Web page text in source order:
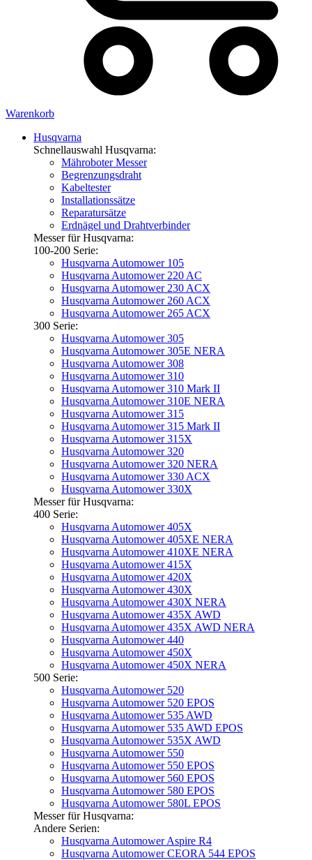
Warenkorb
Husqvarna
Schnellauswahl Husqvarna:
Mähroboter Messer
Begrenzungsdraht
Kabeltester
Installationssätze
Reparatursätze
Erdnägel und Drahtverbinder
Messer für Husqvarna:
100-200 Serie:
Husqvarna Automower 105
Husqvarna Automower 220 AC
Husqvarna Automower 230 ACX
Husqvarna Automower 260 ACX
Husqvarna Automower 265 ACX
300 Serie:
Husqvarna Automower 305
Husqvarna Automower 305E NERA
Husqvarna Automower 308
Husqvarna Automower 310
Husqvarna Automower 310 Mark II
Husqvarna Automower 310E NERA
Husqvarna Automower 315
Husqvarna Automower 315 Mark II
Husqvarna Automower 315X
Husqvarna Automower 320
Husqvarna Automower 320 NERA
Husqvarna Automower 330 ACX
Husqvarna Automower 330X
Messer für Husqvarna:
400 Serie:
Husqvarna Automower 405X
Husqvarna Automower 405XE NERA
Husqvarna Automower 410XE NERA
Husqvarna Automower 415X
Husqvarna Automower 420X
Husqvarna Automower 430X
Husqvarna Automower 430X NERA
Husqvarna Automower 435X AWD
Husqvarna Automower 435X AWD NERA
Husqvarna Automower 440
Husqvarna Automower 450X
Husqvarna Automower 450X NERA
500 Serie:
Husqvarna Automower 520
Husqvarna Automower 520 EPOS
Husqvarna Automower 535 AWD
Husqvarna Automower 535 AWD EPOS
Husqvarna Automower 535X AWD
Husqvarna Automower 550
Husqvarna Automower 550 EPOS
Husqvarna Automower 560 EPOS
Husqvarna Automower 580 EPOS
Husqvarna Automower 580L EPOS
Messer für Husqvarna:
Andere Serien:
Husqvarna Automower Aspire R4
Husqvarna Automower CEORA 544 EPOS